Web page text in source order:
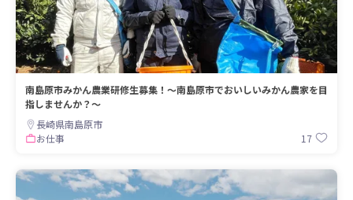
南島原市みかん農業研修生募集！～南島原市でおいしいみかん農家を目
指しませんか？～
長崎県南島原市
お仕事
17